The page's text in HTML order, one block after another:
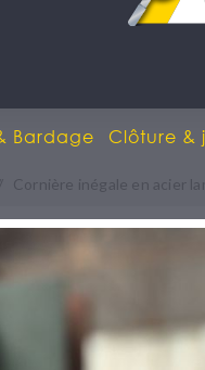
Bardage Clôture &
Cornière inégale en acier